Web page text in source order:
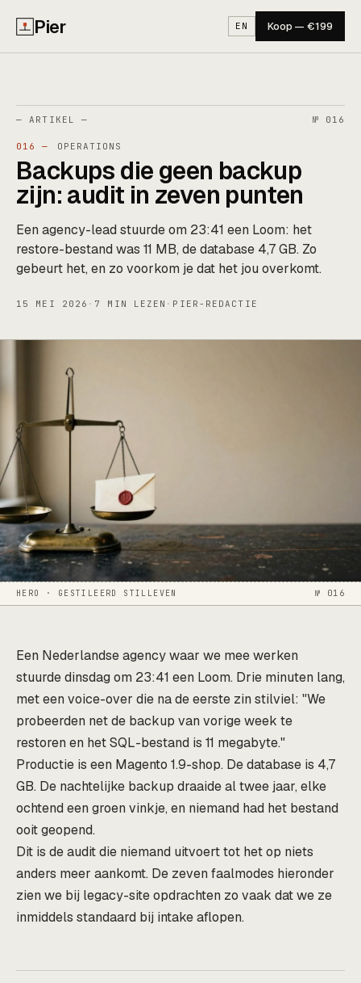
Pier EN Koop — €199
— ARTIKEL — № 016
016 — OPERATIONS
Backups die geen backup
zijn: audit in zeven punten
Een agency-lead stuurde om 23:41 een Loom: het
restore-bestand was 11 MB, de database 4,7 GB. Zo
gebeurt het, en zo voorkom je dat het jou overkomt.
15 MEI 2026 · 7 MIN LEZEN · PIER-REDACTIE
HERO · GESTILEERD STILLEVEN № 016
Een Nederlandse agency waar we mee werken
stuurde dinsdag om 23:41 een Loom. Drie minuten lang,
met een voice-over die na de eerste zin stilviel: "We
probeerden net de backup van vorige week te
restoren en het SQL-bestand is 11 megabyte."
Productie is een Magento 1.9-shop. De database is 4,7
GB. De nachtelijke backup draaide al twee jaar, elke
ochtend een groen vinkje, en niemand had het bestand
ooit geopend.
Dit is de audit die niemand uitvoert tot het op niets
anders meer aankomt. De zeven faalmodes hieronder
zien we bij legacy-site opdrachten zo vaak dat we ze
inmiddels standaard bij intake aflopen.